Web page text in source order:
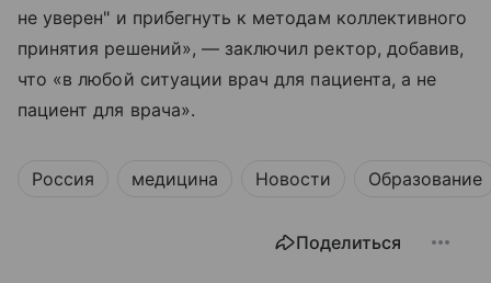
не уверен" и прибегнуть к методам коллективного
принятия решений», — заключил ректор, добавив,
что «в любой ситуации врач для пациента, а не
пациент для врача».
Россия медицина Новости Образование
Поделиться